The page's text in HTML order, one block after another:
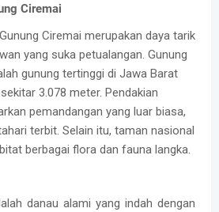
Ciremai
Ciremai merupakan daya tarik
yang suka petualangan. Gunung
gunung tertinggi di Jawa Barat
3.078 meter. Pendakian
pemandangan yang luar biasa,
terbit. Selain itu, taman nasional
berbagai flora dan fauna langka.
danau alami yang indah dengan